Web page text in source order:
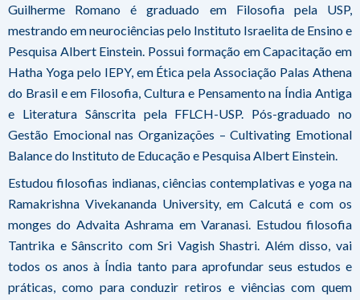
Guilherme Romano é graduado em Filosofia pela USP,
mestrando em neurociências pelo Instituto Israelita de Ensino e
Pesquisa Albert Einstein. Possui formação em Capacitação em
Hatha Yoga pelo IEPY, em Ética pela Associação Palas Athena
do Brasil e em Filosofia, Cultura e Pensamento na Índia Antiga
e Literatura Sânscrita pela FFLCH-USP. Pós-graduado no
Gestão Emocional nas Organizações – Cultivating Emotional
Balance do Instituto de Educação e Pesquisa Albert Einstein.
Estudou filosofias indianas, ciências contemplativas e yoga na
Ramakrishna Vivekananda University, em Calcutá e com os
monges do Advaita Ashrama em Varanasi. Estudou filosofia
Tantrika e Sânscrito com Sri Vagish Shastri. Além disso, vai
todos os anos à Índia tanto para aprofundar seus estudos e
práticas, como para conduzir retiros e viências com quem